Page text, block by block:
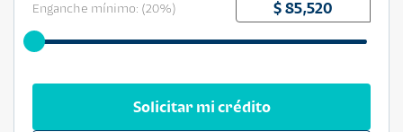
Enganche mínimo: (20%)
Solicitar mi crédito